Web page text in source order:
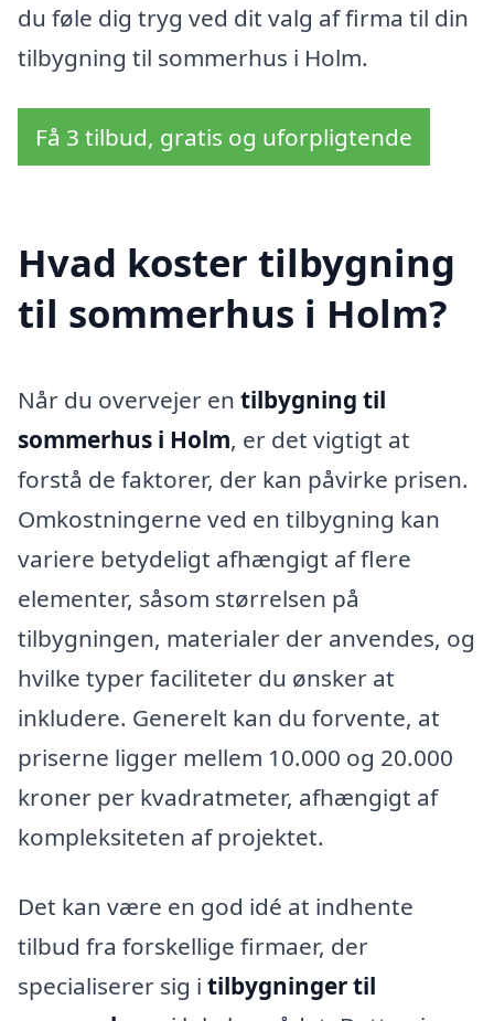
du føle dig tryg ved dit valg af firma til din
tilbygning til sommerhus i Holm.
Få 3 tilbud, gratis og uforpligtende
Hvad koster tilbygning
til sommerhus i Holm?
Når du overvejer en tilbygning til
sommerhus i Holm, er det vigtigt at
forstå de faktorer, der kan påvirke prisen.
Omkostningerne ved en tilbygning kan
variere betydeligt afhængigt af flere
elementer, såsom størrelsen på
tilbygningen, materialer der anvendes, og
hvilke typer faciliteter du ønsker at
inkludere. Generelt kan du forvente, at
priserne ligger mellem 10.000 og 20.000
kroner per kvadratmeter, afhængigt af
kompleksiteten af projektet.
Det kan være en god idé at indhente
tilbud fra forskellige firmaer, der
specialiserer sig i tilbygninger til